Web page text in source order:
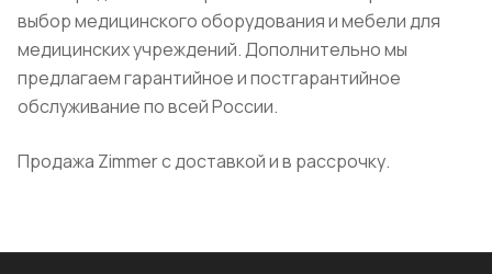
выбор медицинского оборудования и мебели для
медицинских учреждений. Дополнительно мы
предлагаем гарантийное и постгарантийное
обслуживание по всей России.
Продажа Zimmer с доставкой и в рассрочку.